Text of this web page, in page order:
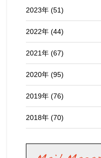
2023年 (51)
2022年 (44)
2021年 (67)
2020年 (95)
2019年 (76)
2018年 (70)